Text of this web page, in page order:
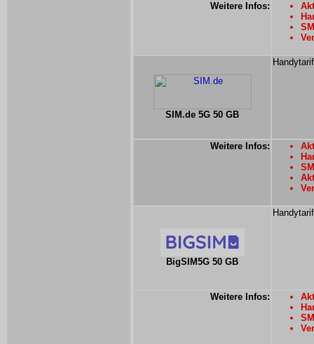
Weitere Infos:
SIM.de 5G 50 GB
Weitere Infos:
BigSIM5G 50 GB
Weitere Infos: